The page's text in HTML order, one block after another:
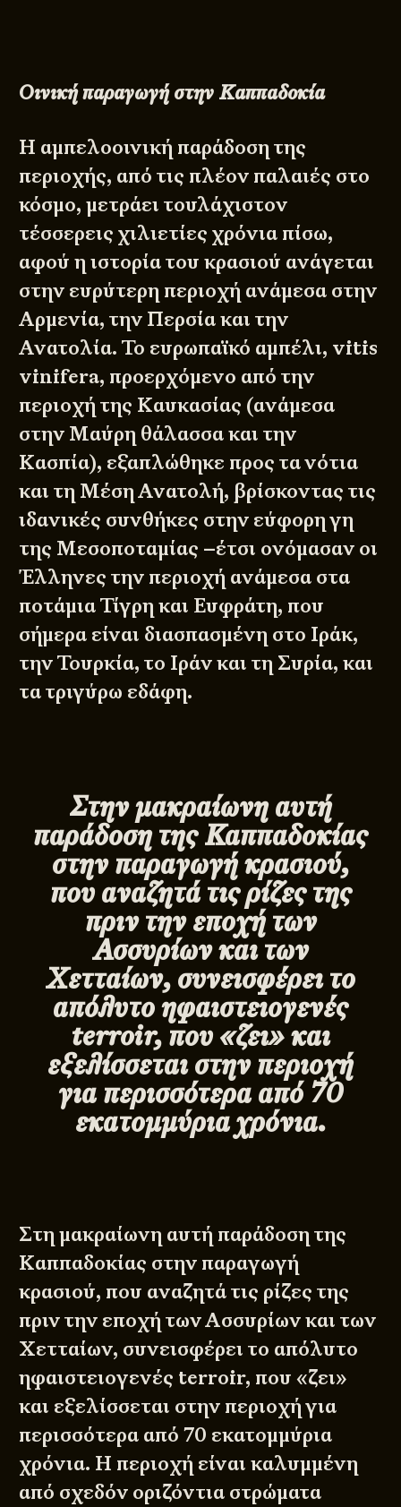
Οινική παραγωγή στην Καππαδοκία
Η αμπελοοινική παράδοση της
περιοχής, από τις πλέον παλαιές στο
κόσμο, μετράει τουλάχιστον
τέσσερεις χιλιετίες χρόνια πίσω,
αφού η ιστορία του κρασιού ανάγεται
στην ευρύτερη περιοχή ανάμεσα στην
Αρμενία, την Περσία και την
Ανατολία. Το ευρωπαϊκό αμπέλι, vitis
vinifera, προερχόμενο από την
περιοχή της Καυκασίας (ανάμεσα
στην Μαύρη θάλασσα και την
Κασπία), εξαπλώθηκε προς τα νότια
και τη Μέση Ανατολή, βρίσκοντας τις
ιδανικές συνθήκες στην εύφορη γη
της Μεσοποταμίας –έτσι ονόμασαν οι
Έλληνες την περιοχή ανάμεσα στα
ποτάμια Τίγρη και Ευφράτη, που
σήμερα είναι διασπασμένη στο Ιράκ,
την Τουρκία, το Ιράν και τη Συρία, και
τα τριγύρω εδάφη.
Στην μακραίωνη αυτή
παράδοση της Καππαδοκίας
στην παραγωγή κρασιού,
που αναζητά τις ρίζες της
πριν την εποχή των
Ασσυρίων και των
Χετταίων, συνεισφέρει το
απόλυτο ηφαιστειογενές
terroir, που «ζει» και
εξελίσσεται στην περιοχή
για περισσότερα από 70
εκατομμύρια χρόνια.
Στη μακραίωνη αυτή παράδοση της
Καππαδοκίας στην παραγωγή
κρασιού, που αναζητά τις ρίζες της
πριν την εποχή των Ασσυρίων και των
Χετταίων, συνεισφέρει το απόλυτο
ηφαιστειογενές terroir, που «ζει»
και εξελίσσεται στην περιοχή για
περισσότερα από 70 εκατομμύρια
χρόνια. Η περιοχή είναι καλυμμένη
από σχεδόν οριζόντια στρώματα